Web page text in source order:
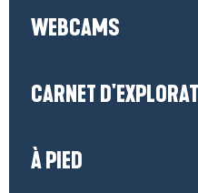
WEBCAMS
CARNET
À PIED